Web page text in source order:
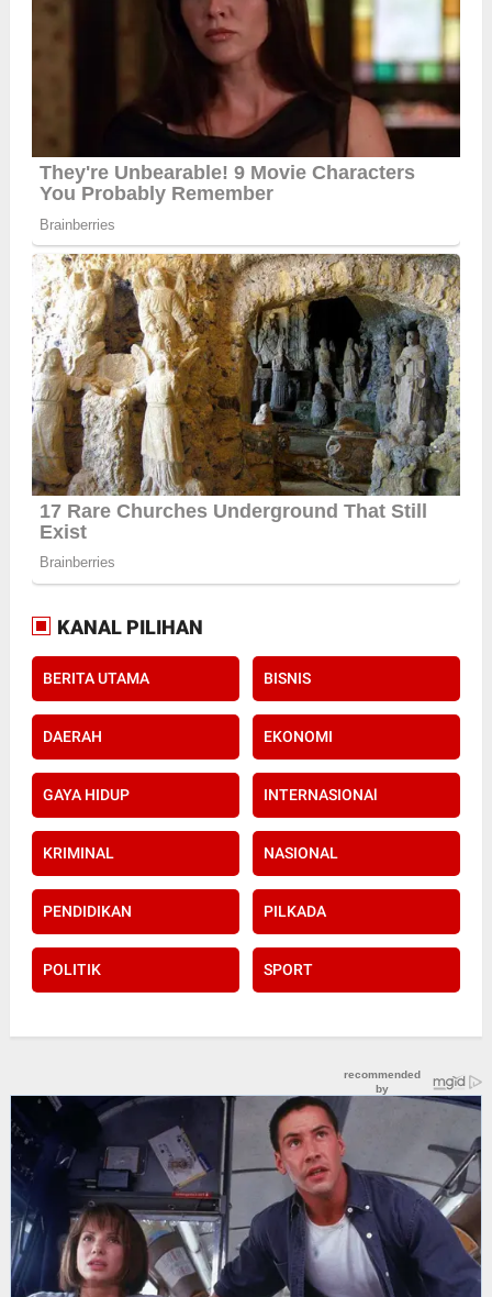
KANAL PILIHAN
BERITA UTAMA BISNIS
DAERAH EKONOMI
GAYA HIDUP INTERNASIONAl
KRIMINAL NASIONAL
PENDIDIKAN PILKADA
POLITIK SPORT